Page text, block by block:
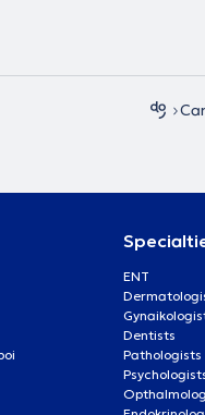
ENT
Dentists
Pathologists